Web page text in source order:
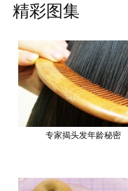
精彩图集
专家揭头发年龄秘密